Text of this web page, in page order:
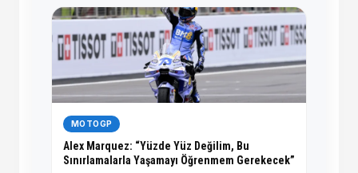
MOTOGP
Alex Marquez: “Yüzde Yüz Değilim, Bu
Sınırlamalarla Yaşamayı Öğrenmem Gerekecek”